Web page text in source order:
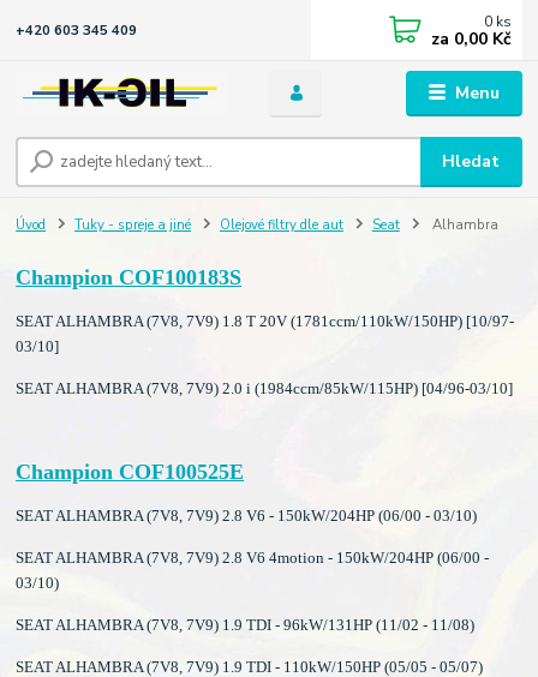
Menu
Hledat
+420 603 345 409 0 ks
za 0,00 Kč
Úvod Tuky - spreje a jiné Olejové filtry dle aut Seat Alhambra
Champion COF100183S
SEAT ALHAMBRA (7V8, 7V9) 1.8 T 20V (1781ccm/110kW/150HP) [10/97-
03/10]
SEAT ALHAMBRA (7V8, 7V9) 2.0 i (1984ccm/85kW/115HP) [04/96-03/10]
Champion COF100525E
SEAT ALHAMBRA (7V8, 7V9) 2.8 V6 - 150kW/204HP (06/00 - 03/10)
SEAT ALHAMBRA (7V8, 7V9) 2.8 V6 4motion - 150kW/204HP (06/00 -
03/10)
SEAT ALHAMBRA (7V8, 7V9) 1.9 TDI - 96kW/131HP (11/02 - 11/08)
SEAT ALHAMBRA (7V8, 7V9) 1.9 TDI - 110kW/150HP (05/05 - 05/07)